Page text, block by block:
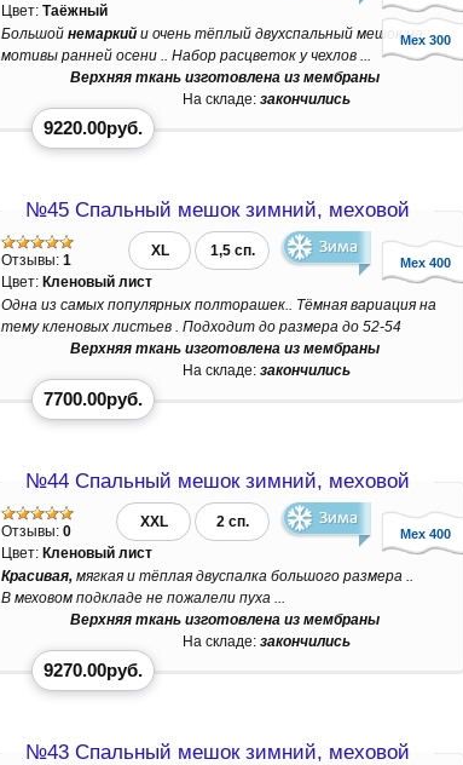
Мех 300
Цвет: Таёжный
Большой немаркий и очень тёплый двухспальный мешок на
мотивы ранней осени .. Набор расцветок у чехлов ...
Верхняя ткань изготовлена из мембраны
На складе: закончились
9220.00руб.
Мех 400
№45 Спальный мешок зимний, меховой
Отзывы: 1
XL
1,5 сп.
Цвет: Кленовый лист
Одна из самых популярных полторашек.. Тёмная вариация на
тему кленовых листьев . Подходит до размера до 52-54
Верхняя ткань изготовлена из мембраны
На складе: закончились
7700.00руб.
Мех 400
№44 Спальный мешок зимний, меховой
Отзывы: 0
XXL
2 сп.
Цвет: Кленовый лист
Красивая, мягкая и тёплая двуспалка большого размера ..
В меховом подкладе не пожалели пуха ...
Верхняя ткань изготовлена из мембраны
На складе: закончились
9270.00руб.
№43 Спальный мешок зимний, меховой